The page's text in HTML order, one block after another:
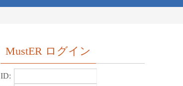
MustER ログイン
ID: